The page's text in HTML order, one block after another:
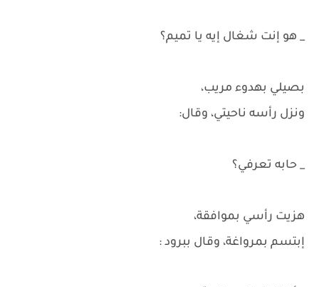
_ هو إنت شغال إيه يا تميم؟
بصيلي بهدوء مريب،
ونزل رأسه ناحيتي، وقال:
_ حابه تعرفي؟
هزيت رأسي بموافقة،
إبتسم بمرواغة، وقال ببرود :